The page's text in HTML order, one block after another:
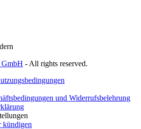
GmbH - All rights reserved.
und Widerrufsbelehrung
kündigen